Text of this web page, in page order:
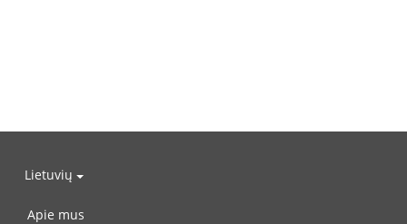
Lietuvių
Apie mus